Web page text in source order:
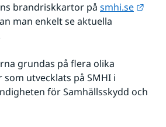
brandriskkartor på smhi.se
man enkelt se aktuella
grundas på flera olika
utvecklats på SMHI i
för Samhällsskydd och